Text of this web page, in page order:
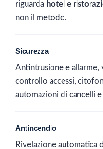
riguarda hotel e
non il metodo.
Sicurezza
Antintrusione e allarme,
controllo accessi,
automazioni di cancelli
Antincendio
Rivelazione automatica